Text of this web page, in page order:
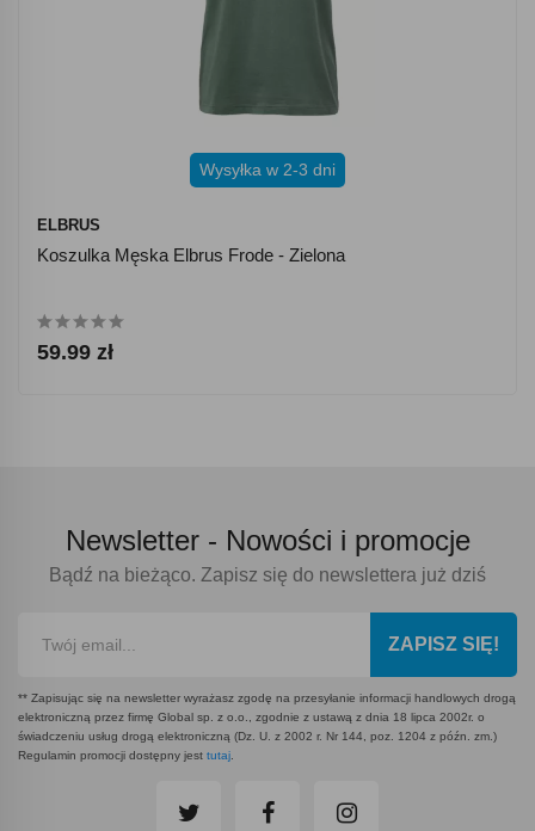
Wysyłka w 2-3 dni
ELBRUS
Koszulka Męska Elbrus Frode - Zielona
59.99 zł
Newsletter - Nowości i promocje
Bądź na bieżąco. Zapisz się do newslettera już dziś
ZAPISZ SIĘ!
** Zapisując się na newsletter wyrażasz zgodę na przesyłanie informacji handlowych drogą
elektroniczną przez firmę Global sp. z o.o., zgodnie z ustawą z dnia 18 lipca 2002r. o
świadczeniu usług drogą elektroniczną (Dz. U. z 2002 r. Nr 144, poz. 1204 z późn. zm.)
Regulamin promocji dostępny jest tutaj.